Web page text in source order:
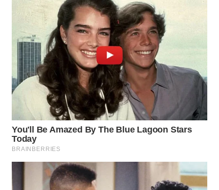
WN
BOGOR
WN
DEPOK
TAPANULI
UTARA
WN
SAMOSIR
PADANG